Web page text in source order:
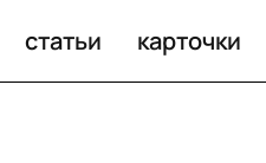
статьи карточки